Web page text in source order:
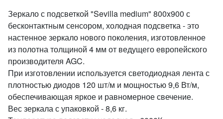
Зеркало с подсветкой "Sevilla medium" 800x900 с
бесконтактным сенсором, холодная подсветка - это
настенное зеркало нового поколения, изготовленное
из полотна толщиной 4 мм от ведущего европейского
производителя AGC.
При изготовлении используется светодиодная лента с
плотностью диодов 120 шт/м и мощностью 9,6 Вт/м,
обеспечивающая яркое и равномерное свечение.
Вес зеркала с упаковкой - 8,6 кг.